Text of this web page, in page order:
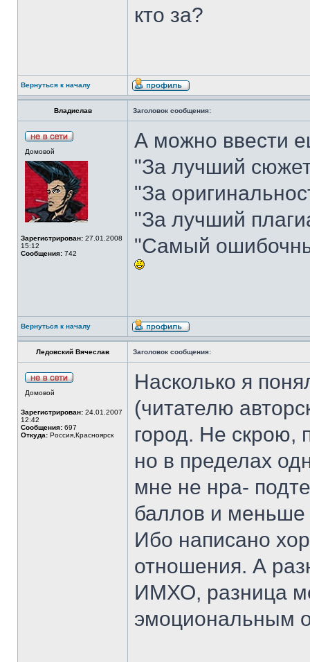
кто за?
Вернуться к началу
Владислав Заголовок сообщения:
Домовой
Зарегистрирован: 27.01.2008
15:12
Сообщения: 742
А можно ввести
"За лучший
"За
"За лучший
"Самый
Вернуться к началу
Ледовский Вячеслав Заголовок сообщения:
Домовой
Зарегистрирован: 24.01.2007
12:42
Сообщения: 697
Откуда: Россия,Красноярск
Насколько я
(читателю
город. Не скрою,
но в пределах
мне не нра-
баллов и
Ибо написано
отношения. А
ИМХО, разница
эмоциональным